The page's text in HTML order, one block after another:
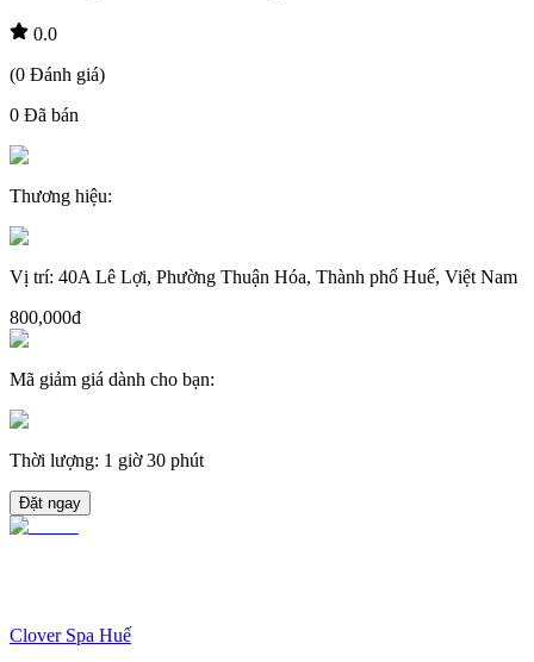
0.0
(0 Đánh giá)
0 Đã bán
Thương hiệu:
Vị trí: 40A Lê Lợi, Phường Thuận Hóa, Thành phố Huế, Việt Nam
800,000đ
Mã giảm giá dành cho bạn:
Thời lượng: 1 giờ 30 phút
Đặt ngay
Clover Spa Huế